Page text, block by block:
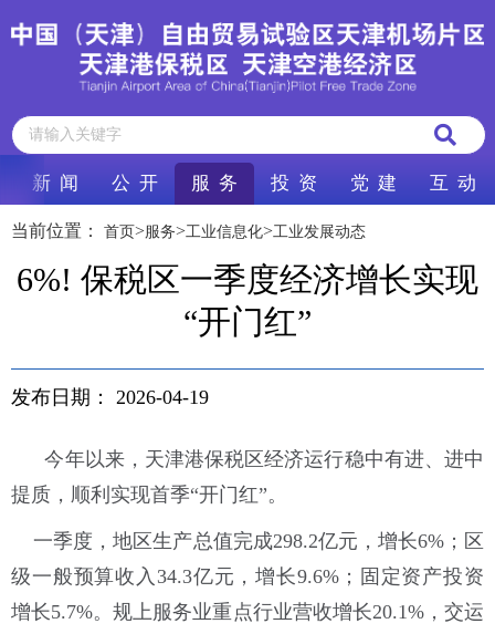
新 闻 公 开 服 务 投 资 党 建 互 动
当前位置： 首页>服务>工业信息化>工业发展动态
6%! 保税区一季度经济增长实现
“开门红”
发布日期： 2026-04-19
今年以来，天津港保税区经济运行稳中有进、进中
提质，顺利实现首季“开门红”。
一季度，地区生产总值完成298.2亿元，增长6%；区
级一般预算收入34.3亿元，增长9.6%；固定资产投资
增长5.7%。规上服务业重点行业营收增长20.1%，交运